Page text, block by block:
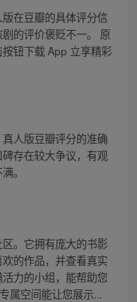
在豆瓣的具体评分信
的评价褒贬不一。 原
钮下载 App 立享精彩
人版豆瓣评分的准确
存在较大争议，有观
。
。它拥有庞大的书影
的作品，并查看真实
力的小组，能帮助您
属空间能让您展示...